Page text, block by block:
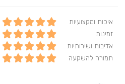
איכות ומקצועיות
זמינות
אדיבות ושירותיות
תמורה להשקעה